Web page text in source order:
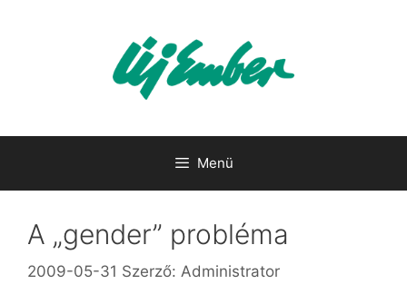
Menü
A „gender” probléma
2009-05-31 Szerző: Administrator